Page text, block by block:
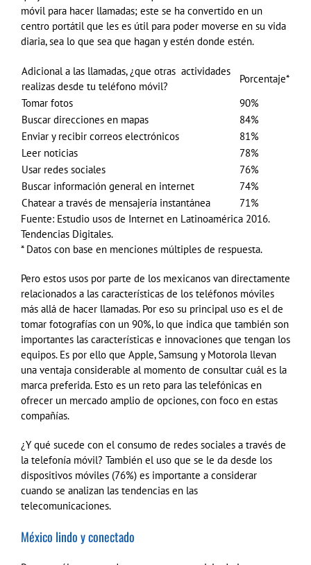
móvil para hacer llamadas; este se ha convertido en un
centro portátil que les es útil para poder moverse en su vida
diaria, sea lo que sea que hagan y estén donde estén.
Adicional a las llamadas, ¿que otras actividades
realizas desde tu teléfono móvil?
Porcentaje*
Tomar fotos
90%
Buscar direcciones en mapas
84%
Enviar y recibir correos electrónicos
81%
Leer noticias
78%
Usar redes sociales
76%
Buscar información general en internet
74%
Chatear a través de mensajería instantánea
71%
Fuente: Estudio usos de Internet en Latinoamérica 2016.
Tendencias Digitales.
* Datos con base en menciones múltiples de respuesta.
Pero estos usos por parte de los mexicanos van directamente
relacionados a las características de los teléfonos móviles
más allá de hacer llamadas. Por eso su principal uso es el de
tomar fotografías con un 90%, lo que indica que también son
importantes las características e innovaciones que tengan los
equipos. Es por ello que Apple, Samsung y Motorola llevan
una ventaja considerable al momento de consultar cuál es la
marca preferida. Esto es un reto para las telefónicas en
ofrecer un mercado amplio de opciones, con foco en estas
compañías.
¿Y qué sucede con el consumo de redes sociales a través de
la telefonía móvil? También el uso que se le da desde los
dispositivos móviles (76%) es importante a considerar
cuando se analizan las tendencias en las
telecomunicaciones.
México lindo y conectado